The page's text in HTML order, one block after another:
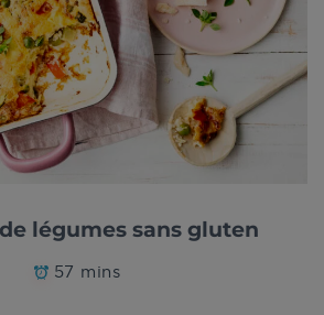
légumes sans gluten
57 mins